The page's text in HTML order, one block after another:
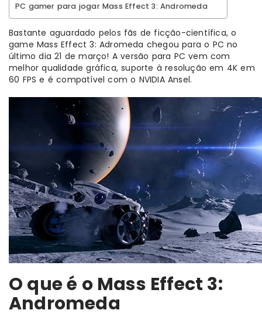
PC gamer para jogar Mass Effect 3: Andromeda
Bastante aguardado pelos fãs de ficção-científica, o
game Mass Effect 3: Adromeda chegou para o PC no
último dia 21 de março! A versão para PC vem com
melhor qualidade gráfica, suporte à resolução em 4K em
60 FPS e é compatível com o NVIDIA Ansel.
O que é o Mass Effect 3:
Andromeda